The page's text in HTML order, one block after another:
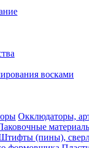
восками
Окклюдаторы,
(пины),